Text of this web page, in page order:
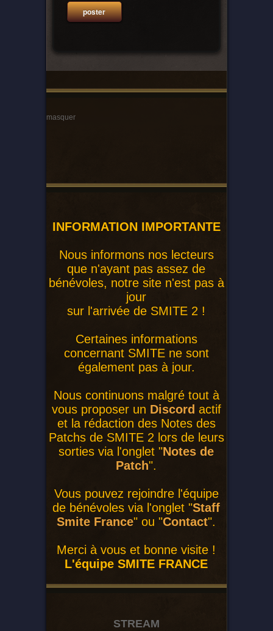
masquer
INFORMATION IMPORTANTE
Nous informons nos lecteurs
que n'ayant pas assez de
bénévoles, notre site n'est pas à
jour
sur l'arrivée de SMITE 2 !
Certaines informations
concernant SMITE ne sont
également pas à jour.
Nous continuons malgré tout à
vous proposer un Discord actif
et la rédaction des Notes des
Patchs de SMITE 2 lors de leurs
sorties via l'onglet "Notes de
Patch".
Vous pouvez rejoindre l'équipe
de bénévoles via l'onglet "Staff
Smite France" ou "Contact".
Merci à vous et bonne visite !
L'équipe SMITE FRANCE
STREAM